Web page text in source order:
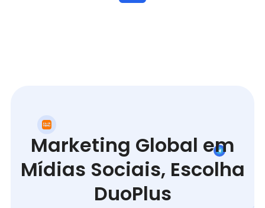
Marketing Global em
Mídias Sociais, Escolha
DuoPlus